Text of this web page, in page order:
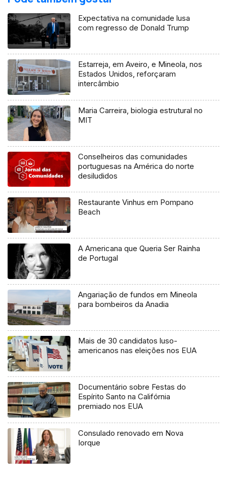
Expectativa na comunidade lusa
com regresso de Donald Trump
Estarreja, em Aveiro, e Mineola, nos
Estados Unidos, reforçaram
intercâmbio
Maria Carreira, biologia estrutural no
MIT
Conselheiros das comunidades
portuguesas na América do norte
desiludidos
Restaurante Vinhus em Pompano
Beach
A Americana que Queria Ser Rainha
de Portugal
Angariação de fundos em Mineola
para bombeiros da Anadia
Mais de 30 candidatos luso-
americanos nas eleições nos EUA
Documentário sobre Festas do
Espírito Santo na Califórnia
premiado nos EUA
Consulado renovado em Nova
Iorque